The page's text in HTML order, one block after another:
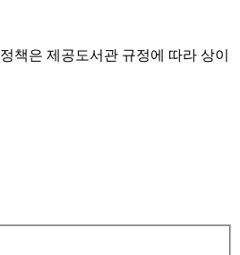
책은 제공도서관 규정에 따라 상이